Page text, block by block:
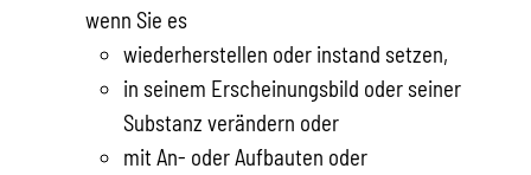
wenn Sie es
wiederherstellen oder instand setzen,
in seinem Erscheinungsbild oder seiner
Substanz verändern oder
mit An- oder Aufbauten oder